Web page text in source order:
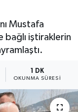
Mustafa
bağlı iştiraklerin
1 DK
OKUNMA SÜRESI